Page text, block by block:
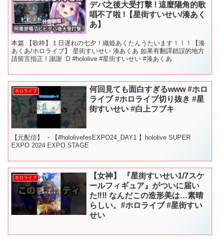
デバ之後大受打擊 ! 這麼陽角的歌
唱不了啦 !【星街すいせい/湊あく
あ】
本篇 【歌枠】１日遅れの七夕！織姫あくたんうたいます！！！【湊
あくあ/ホロライブ】 星街すいせい 湊あくあ 如果有翻譯錯誤的地方
請留言指正 ! 謝謝 :D #hololive #星街すいせい #湊あくあ
ホロライブ
何回見ても面白すぎるwww #ホロ
ライブ #ホロライブ切り抜き #星
街すいせい #白上フブキ
【元配信】 ・【#hololivefesEXPO24_DAY1 】hololive SUPER
EXPO 2024 EXPO STAGE
ホロライブ
【女神】 『星街すいせい1/7スケ
ールフィギュア』がついに届い
た‼︎‼︎ なんだこの造形美は…素晴
らしい。#ホロライブ #星街すい
せい